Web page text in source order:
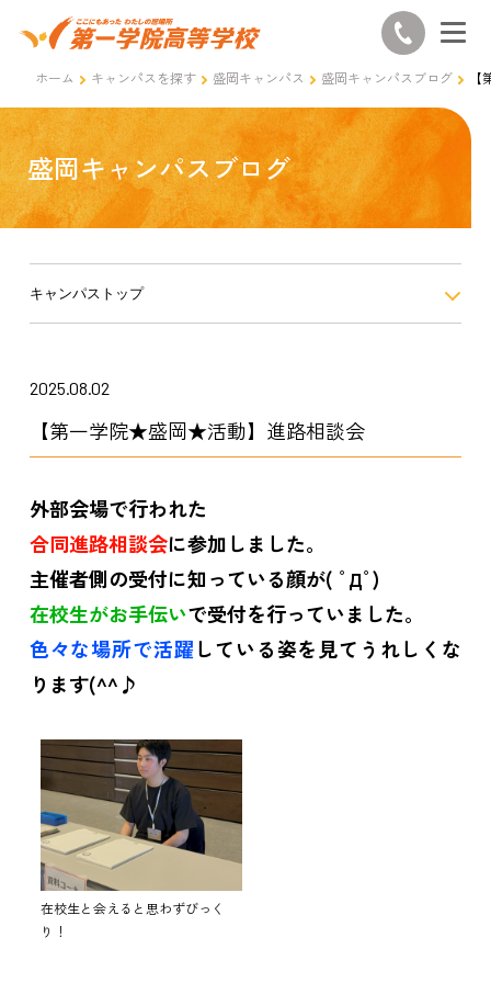
ホーム キャンパスを探す 盛岡キャンパス 盛岡キャンパスブログ
盛岡キャンパスブログ
キャンパストップ
2025.08.02
【第一学院★盛岡★活動】進路相談会
外部会場で行われた
合同進路相談会に参加しました。
主催者側の受付に知っている顔が( ﾟДﾟ)
在校生がお手伝いで受付を行っていました。
色々な場所で活躍している姿を見てうれしくな
ります(^^♪
在校生と会えると思わずびっく
り！